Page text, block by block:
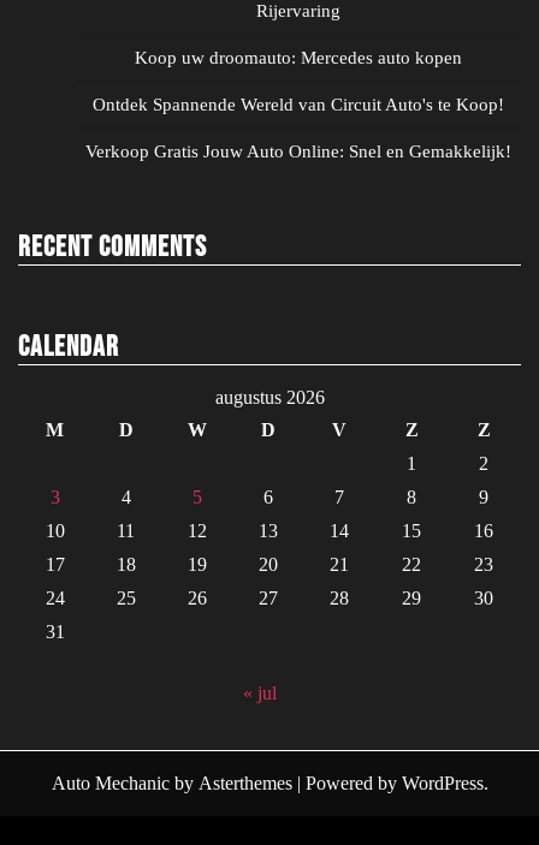
Rijervaring
Koop uw droomauto: Mercedes auto kopen
Ontdek Spannende Wereld van Circuit Auto's te Koop!
Verkoop Gratis Jouw Auto Online: Snel en Gemakkelijk!
Recent Comments
Calendar
augustus 2026
M
D W D V Z
Z
1
2
3
4 5 6 7 8
9
10
11 12 13 14 15
16
17
18 19 20 21 22
23
24
25 26 27 28 29
30
31
« jul
Auto Mechanicby Asterthemes| Powered by WordPress.